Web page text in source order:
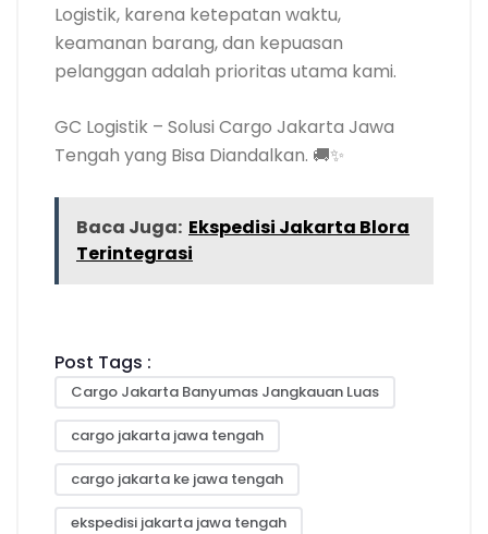
Logistik, karena ketepatan waktu,
keamanan barang, dan kepuasan
pelanggan adalah prioritas utama kami.
GC Logistik – Solusi Cargo Jakarta Jawa
Tengah yang Bisa Diandalkan. 🚚✨
Baca Juga: Ekspedisi Jakarta Blora
Terintegrasi
Post Tags :
Cargo Jakarta Banyumas Jangkauan Luas
cargo jakarta jawa tengah
cargo jakarta ke jawa tengah
ekspedisi jakarta jawa tengah